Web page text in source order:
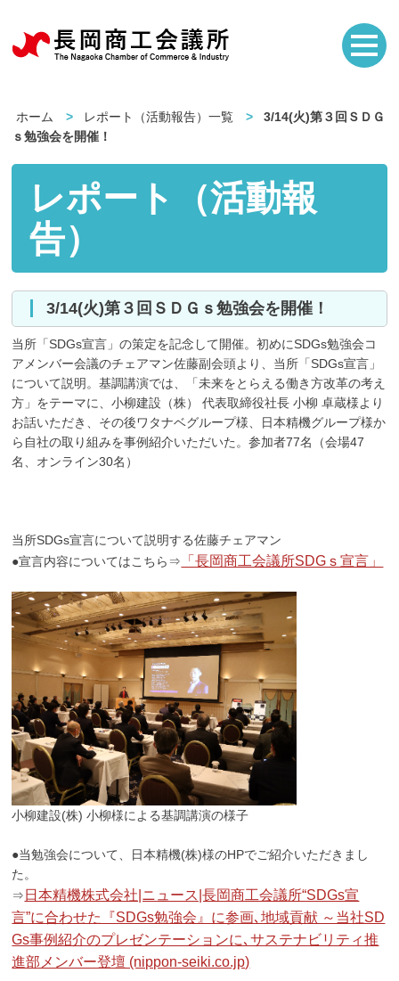
ホーム レポート（活動報告）一覧
3/14(火)第３回ＳＤＧ
ｓ勉強会を開催！
レポート（活動報
告）
3/14(火)第３回ＳＤＧｓ勉強会を開催！
当所「SDGs宣言」の策定を記念して開催。初めにSDGs勉強会コ
アメンバー会議のチェアマン佐藤副会頭より、当所「SDGs宣言」
について説明。基調講演では、「未来をとらえる働き方改革の考え
方」をテーマに、小柳建設（株） 代表取締役社長 小柳 卓蔵様より
お話いただき、その後ワタナベグループ様、日本精機グループ様か
ら自社の取り組みを事例紹介いただいた。参加者77名（会場47
名、オンライン30名）
当所SDGs宣言について説明する佐藤チェアマン
●宣言内容についてはこちら⇒
「長岡商工会議所SDGｓ宣言」
小柳建設(株) 小柳様による基調講演の様子
●当勉強会について、日本精機(株)様のHPでご紹介いただきまし
た。
⇒ 日本精機株式会社|ニュース|長岡商工会議所“SDGs宣
言”に合わせた『SDGs勉強会』に参画､地域貢献 ～当社SD
Gs事例紹介のプレゼンテーションに､サステナビリティ推
進部メンバー登壇 (nippon-seiki.co.jp)